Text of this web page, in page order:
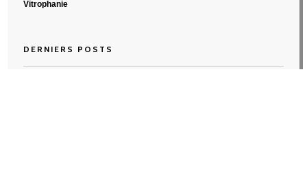
Vitrophanie
DERNIERS POSTS